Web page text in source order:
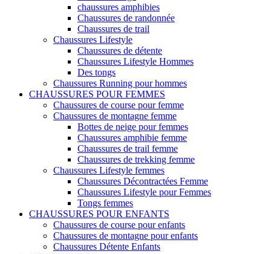
chaussures amphibies
Chaussures de randonnée
Chaussures de trail
Chaussures Lifestyle
Chaussures de détente
Chaussures Lifestyle Hommes
Des tongs
Chaussures Running pour hommes
CHAUSSURES POUR FEMMES
Chaussures de course pour femme
Chaussures de montagne femme
Bottes de neige pour femmes
Chaussures amphibie femme
Chaussures de trail femme
Chaussures de trekking femme
Chaussures Lifestyle femmes
Chaussures Décontractées Femme
Chaussures Lifestyle pour Femmes
Tongs femmes
CHAUSSURES POUR ENFANTS
Chaussures de course pour enfants
Chaussures de montagne pour enfants
Chaussures Détente Enfants